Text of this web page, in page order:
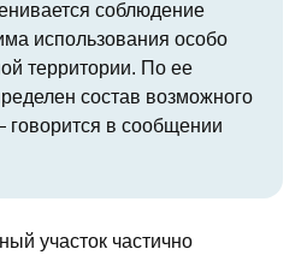
соблюдение
использования особо
территории. По ее
состав возможного
в сообщении
участок частично